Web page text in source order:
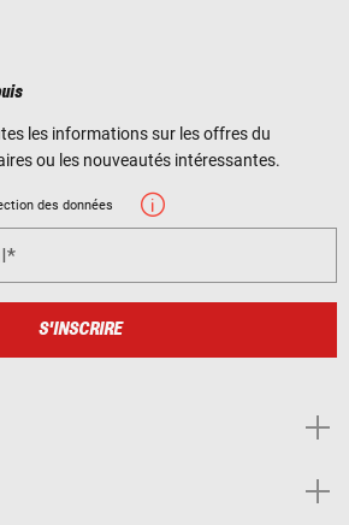
les informations sur les offres du
ou les nouveautés intéressantes.
des données
S'INSCRIRE